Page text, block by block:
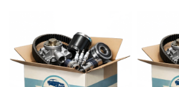
D’ENVIE
LISTE